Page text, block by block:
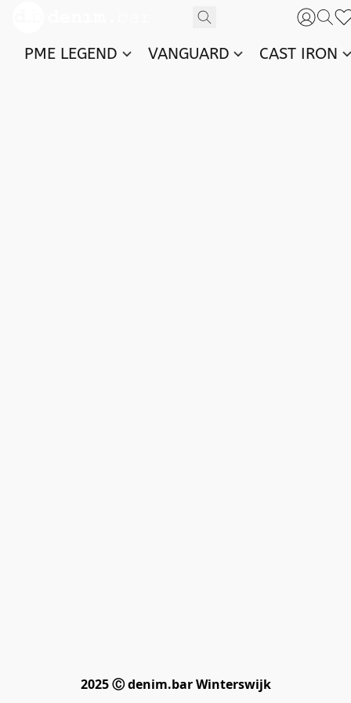
PME LEGEND VANGUARD CAST IRON
2025 Ⓒ denim.bar Winterswijk